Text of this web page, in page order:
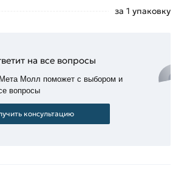
за 1 упаковку
на все вопросы
Молл поможет с выбором и
вопросы
консультацию